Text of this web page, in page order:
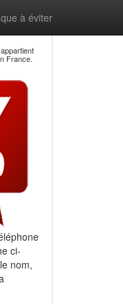
à éviter
France.
ci-
nom,